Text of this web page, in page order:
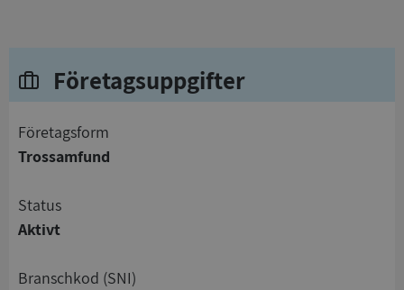
Företagsuppgifter
företagsform
Trossamfund
status
Aktivt
branschkod (SNI)